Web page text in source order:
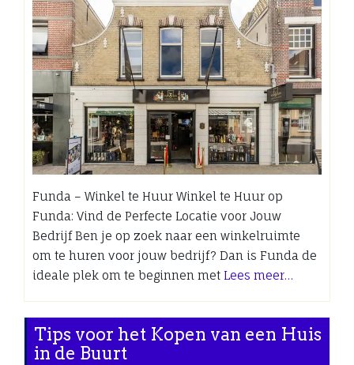
Funda – Winkel te Huur Winkel te Huur op
Funda: Vind de Perfecte Locatie voor Jouw
Bedrijf Ben je op zoek naar een winkelruimte
om te huren voor jouw bedrijf? Dan is Funda de
ideale plek om te beginnen met Lees meer…
Tips voor het Kopen van een Huis
in de Buurt